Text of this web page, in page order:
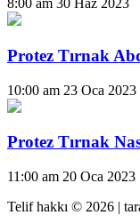
8:00 am 30 Haz 2023
Protez Tırnak
10:00 am 23 Oca 2023
Protez Tırnak
11:00 am 20 Oca 2023
Telif hakkı © 2026 |